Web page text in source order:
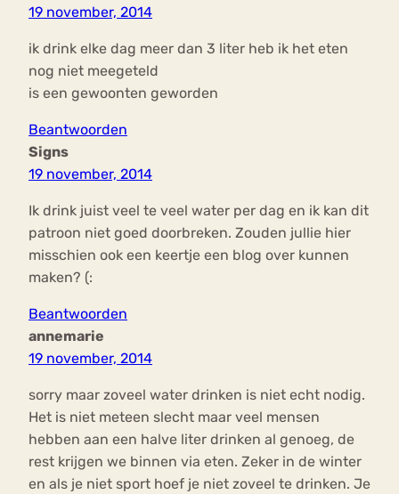
19 november, 2014
ik drink elke dag meer dan 3 liter heb ik het eten
nog niet meegeteld
is een gewoonten geworden
Beantwoorden
Signs
19 november, 2014
Ik drink juist veel te veel water per dag en ik kan dit
patroon niet goed doorbreken. Zouden jullie hier
misschien ook een keertje een blog over kunnen
maken? (:
Beantwoorden
annemarie
19 november, 2014
sorry maar zoveel water drinken is niet echt nodig.
Het is niet meteen slecht maar veel mensen
hebben aan een halve liter drinken al genoeg, de
rest krijgen we binnen via eten. Zeker in de winter
en als je niet sport hoef je niet zoveel te drinken. Je